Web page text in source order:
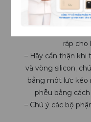
– Làm sạch và
tiên sử dụng.
ráp cho
– Hãy cẩn thận khi
và vòng silicon,
bằng một lực kéo
phễu bằng
– Chú ý các bộ